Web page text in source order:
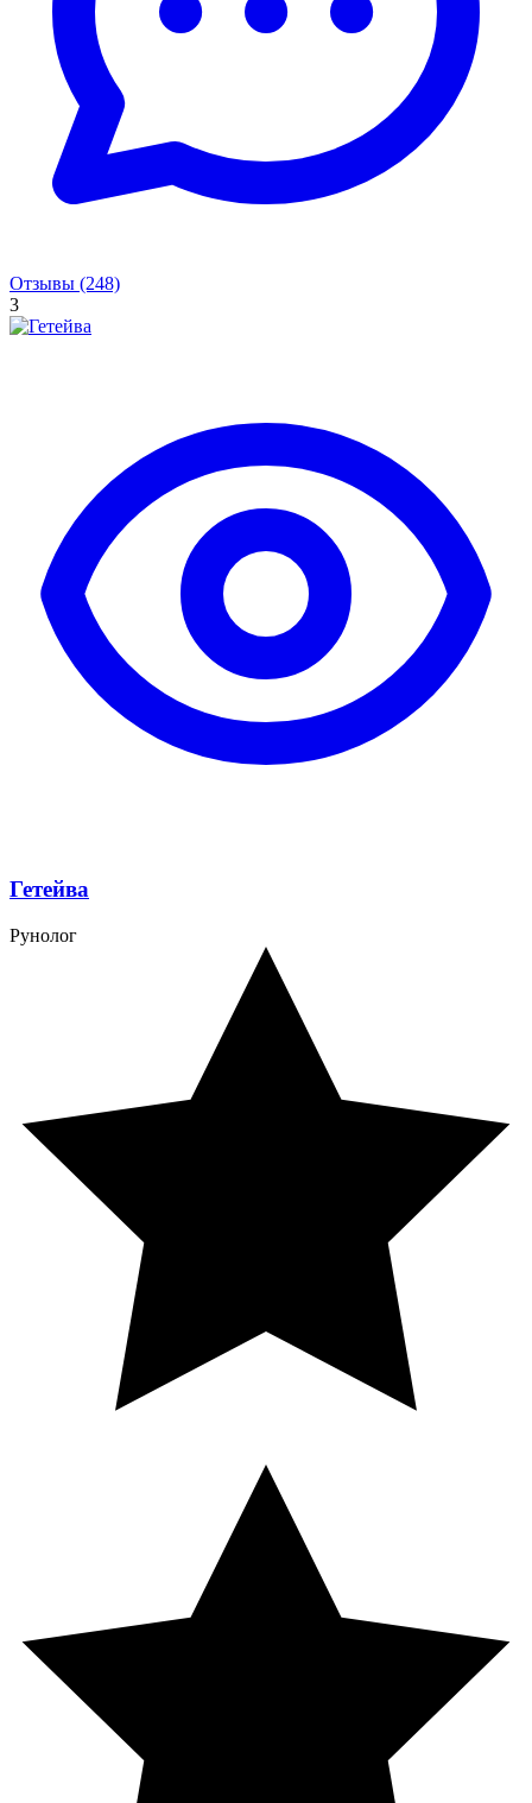
Отзывы (248)
3
Гетейва
Рунолог